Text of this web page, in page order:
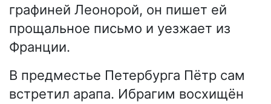
графиней Леонорой, он пишет ей
прощальное письмо и уезжает из
Франции.
В предместье Петербурга Пётр сам
встретил арапа. Ибрагим восхищён